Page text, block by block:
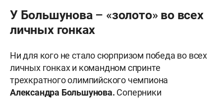
У Большунова – «золото» во всех
личных гонках
Ни для кого не стало сюрпризом победа во всех
личных гонках и командном спринте
трехкратного олимпийского чемпиона
Александра Большунова. Соперники